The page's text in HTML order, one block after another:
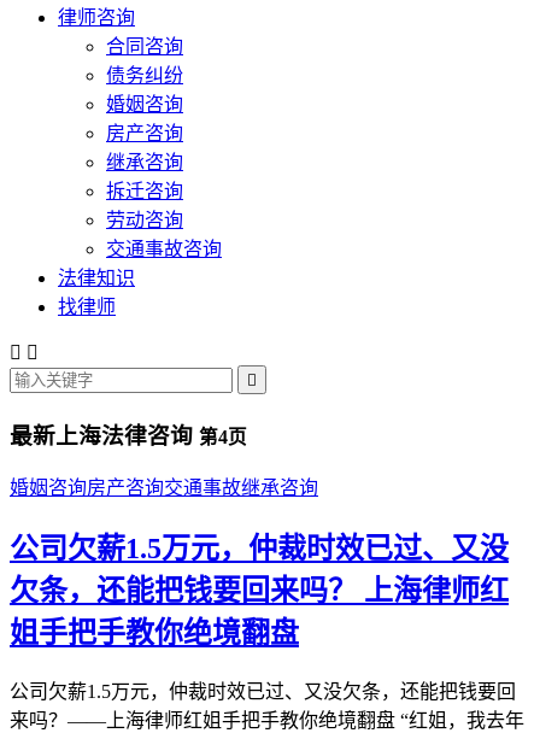
律师咨询
合同咨询
债务纠纷
婚姻咨询
房产咨询
继承咨询
拆迁咨询
劳动咨询
交通事故咨询
法律知识
找律师
 

最新上海法律咨询 第4页
婚姻咨询房产咨询交通事故继承咨询
公司欠薪1.5万元，仲裁时效已过、又没
欠条，还能把钱要回来吗？ 上海律师红
姐手把手教你绝境翻盘
公司欠薪1.5万元，仲裁时效已过、又没欠条，还能把钱要回
来吗？——上海律师红姐手把手教你绝境翻盘 “红姐，我去年